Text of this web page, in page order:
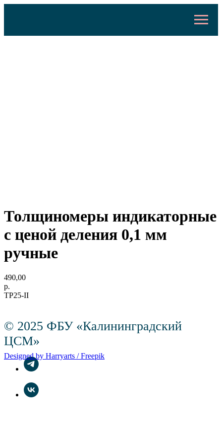
Толщиномеры индикаторные
с ценой деления 0,1 мм
ручные
490,00
р.
ТР25-II
© 2025 ФБУ «Калининградский
ЦСМ»
Designed by Harryarts / Freepik